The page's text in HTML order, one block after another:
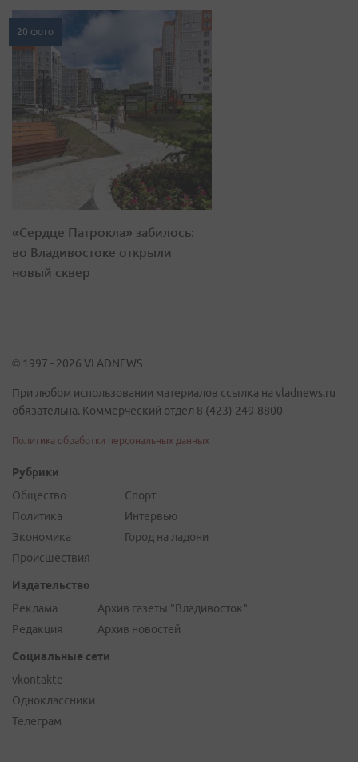
20 фото
«Сердце Патрокла» забилось:
во Владивостоке открыли
новый сквер
© 1997 - 2026 VLADNEWS
При любом использовании материалов ссылка на vladnews.ru
обязательна. Коммерческий отдел 8 (423) 249-8800
Политика обработки персональных данных
Рубрики
Общество
Политика
Экономика
Происшествия
Спорт
Интервью
Город на ладони
Издательство
Реклама
Редакция
Архив газеты "Владивосток"
Архив новостей
Социальные сети
vkontakte
Одноклассники
Телеграм